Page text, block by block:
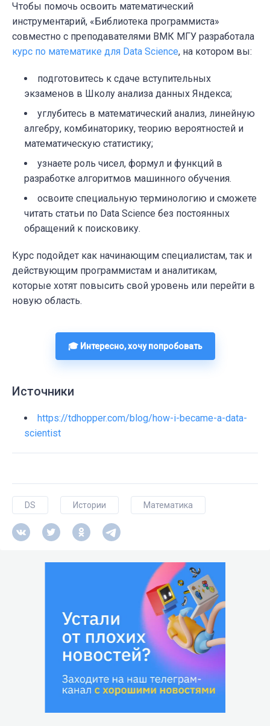
Чтобы помочь освоить математический
инструментарий, «Библиотека программиста»
совместно с преподавателями ВМК МГУ разработала
курс по математике для Data Science, на котором вы:
подготовитесь к сдаче вступительных
экзаменов в Школу анализа данных Яндекса;
углубитесь в математический анализ, линейную
алгебру, комбинаторику, теорию вероятностей и
математическую статистику;
узнаете роль чисел, формул и функций в
разработке алгоритмов машинного обучения.
освоите специальную терминологию и сможете
читать статьи по Data Science без постоянных
обращений к поисковику.
Курс подойдет как начинающим специалистам, так и
действующим программистам и аналитикам,
которые хотят повысить свой уровень или перейти в
новую область.
🎓 Интересно, хочу попробовать
Источники
https://tdhopper.com/blog/how-i-became-a-data-
scientist
DS Истории Математика